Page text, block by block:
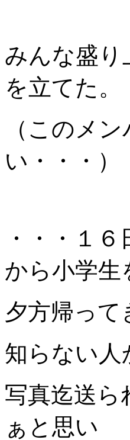
みんな盛り
を立てた。
（このメ
い・・・）
・・・１
から小学生
夕方帰っ
知らない人
写真迄送
ぁと思い